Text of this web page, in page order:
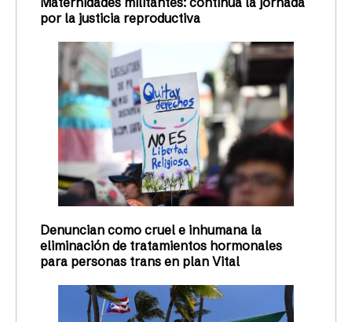
por la justicia reproductiva
Denuncian como cruel e inhumana la
eliminación de tratamientos hormonales
para personas trans en plan Vital